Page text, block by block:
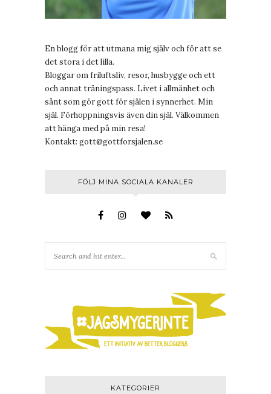
En blogg för att utmana mig själv och för att se
det stora i det lilla.
Bloggar om friluftsliv, resor, husbygge och ett
och annat träningspass. Livet i allmänhet och
sånt som gör gott för själen i synnerhet. Min
själ. Förhoppningsvis även din själ. Välkommen
att hänga med på min resa!
Kontakt: gott@gottforsjalen.se
FÖLJ MINA SOCIALA KANALER
KATEGORIER